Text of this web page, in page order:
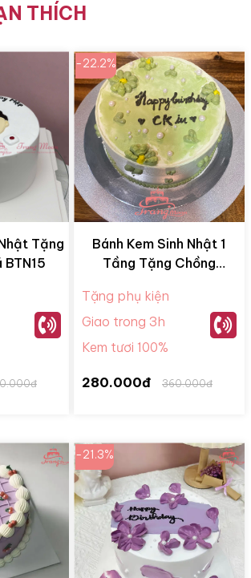
THÍCH
Tặng
BTN15
-22.2%
Bánh Kem Sinh Nhật 1
Tầng Tặng Chồng
Tặng phụ kiện
Giao trong 3h
Kem tươi 100%
280.000đ 360.000đ
-21.3%